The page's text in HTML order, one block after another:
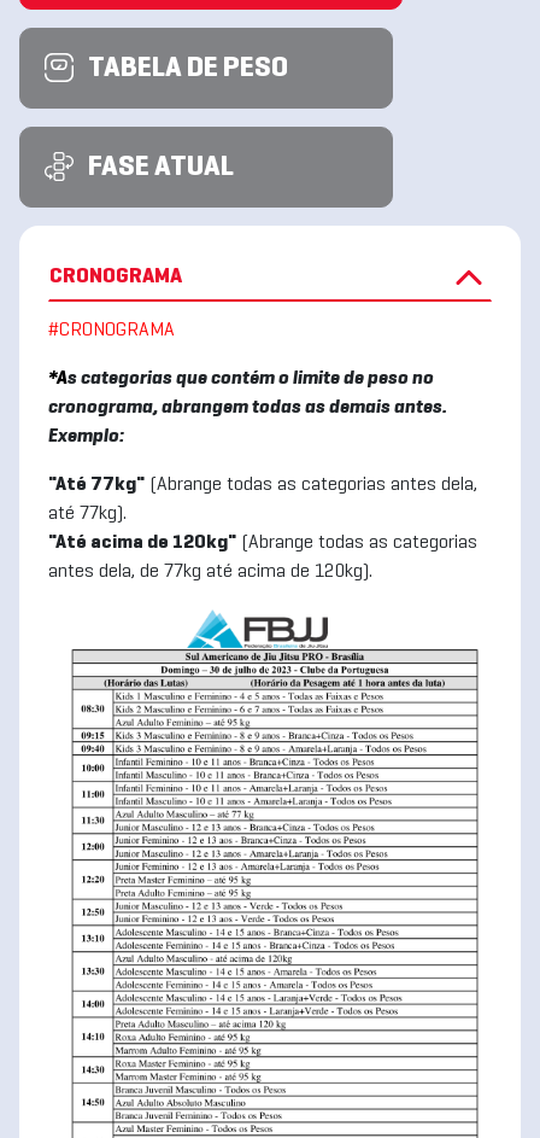
TABELA DE PESO
FASE ATUAL
CRONOGRAMA
#CRONOGRAMA
*As categorias que contém o limite de peso no
cronograma, abrangem todas as demais antes.
Exemplo:
"Até 77kg" (Abrange todas as categorias antes dela,
até 77kg).
"Até acima de 120kg"
Abrange todas as categorias
antes dela, de 77kg até acima de 120kg).